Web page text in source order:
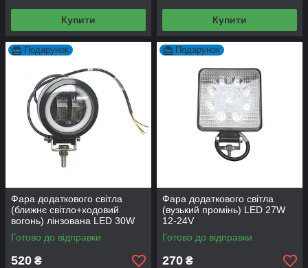
Купити Купити
Подарунок
Фара додаткового світла
(ближнє світло+ходовий
вогонь) лінзована LED 30W
12-24V
Готово до відправки
520 ₴
Подарунок
Фара додаткового світла
(вузький промінь) LED 27W
12-24V
Готово до відправки
270 ₴